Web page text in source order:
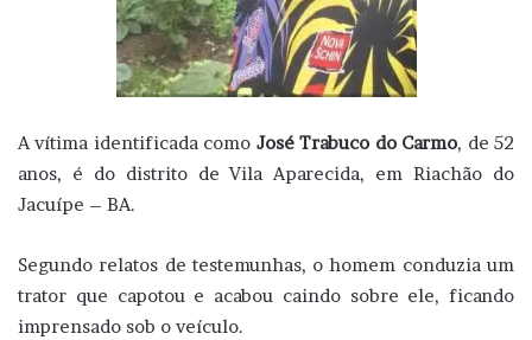
A vítima identificada como José Trabuco do Carmo, de 52
anos, é do distrito de Vila Aparecida, em Riachão do
Jacuípe – BA.
Segundo relatos de testemunhas, o homem conduzia um
trator que capotou e acabou caindo sobre ele, ficando
imprensado sob o veículo.